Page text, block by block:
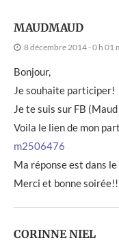
MAUDMAUD
8 décembre 2014 - 0 h 01
Bonjour,
Je souhaite participer!
Je te suis sur FB
Voila le lien de mon
m2506476
Ma réponse est dans
Merci et bonne soirée!!
CORINNE NIEL